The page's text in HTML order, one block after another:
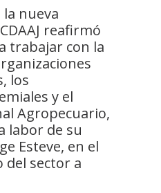
la nueva
reafirmó
trabajar con la
los
y el
Agropecuario,
labor de su
Esteve, en el
sector a